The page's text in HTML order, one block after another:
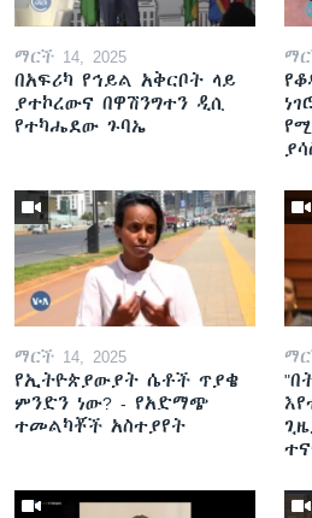
ማርች 14, 2025
በአፍሪካ የኅይል አቅርቦት ላይ
ያተኮረውና በዋሽንግተን ዲሲ
የተካሔደው ጉባኤ
ማርች 14, 2025
የኢትዮጵያውያት ሴቶች ጥያቄ
ምንድን ነው? - የአድማጭ
ተመልካቾች አስተያየት